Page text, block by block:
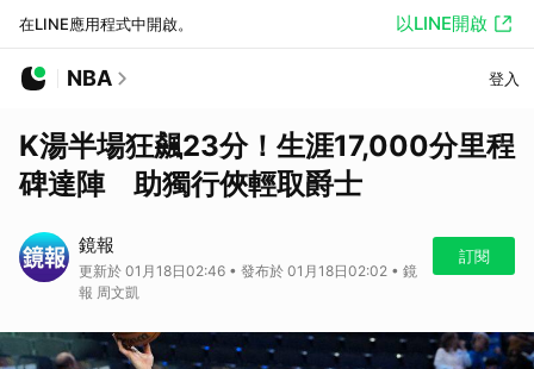
在LINE應用程式中開啟。 以LINE開啟
NBA 登入
K湯半場狂飆23分！生涯17,000分里程
碑達陣 助獨行俠輕取爵士
鏡報
更新於 01月18日02:46 • 發布於 01月18日02:02 • 鏡
報 周文凱
訂閱